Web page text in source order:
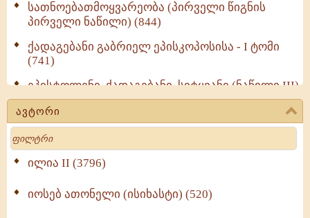
სათნოებათმოყვარეობა (პირველი წიგნის
პირველი ნაწილი) (844)
ქადაგებანი გაბრიელ ეპისკოპოსისა - I ტომი
(741)
ეპისტოლენი, ქადაგებანი, სიტყვანი (ნაწილი III)
(723)
მოძღვრის ძალზე სასარგებლო რჩევები
მრევლისათვის (545)
Wisdomge (514)
ქადაგებანი გაბრიელ ეპისკოპოსისა - II ტომი
ავტორი
Search
ილია II (3796)
იოსებ ათონელი (ისიხასტი) (520)